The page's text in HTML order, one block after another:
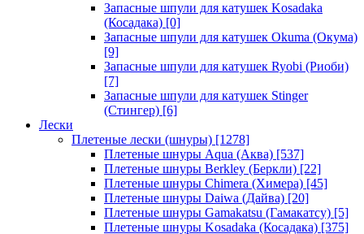
Запасные шпули для катушек Kosadaka
(Косадака) [0]
Запасные шпули для катушек Okuma (Окума)
[9]
Запасные шпули для катушек Ryobi (Риоби)
[7]
Запасные шпули для катушек Stinger
(Стингер) [6]
Лески
Плетеные лески (шнуры) [1278]
Плетеные шнуры Aqua (Аква) [537]
Плетеные шнуры Berkley (Беркли) [22]
Плетеные шнуры Chimera (Химера) [45]
Плетеные шнуры Daiwa (Дайва) [20]
Плетеные шнуры Gamakatsu (Гамакатсу) [5]
Плетеные шнуры Kosadaka (Косадака) [375]